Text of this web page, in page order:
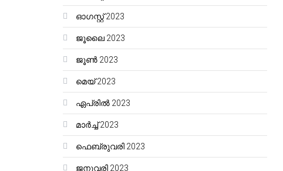
ഓഗസ്റ്റ്‌ 2023
ജൂലൈ 2023
ജൂൺ 2023
മെയ്‌ 2023
ഏപ്രിൽ 2023
മാർച്ച്‌ 2023
ഫെബ്രുവരി 2023
ജനുവരി 2023